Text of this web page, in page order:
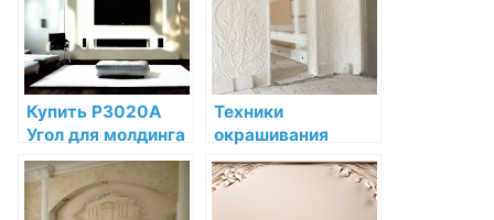
магазине
Купить P3020A
Угол для молдинга
P3020 Orac Decor
Полиуретан по
низкой цене в
Техники
окрашивания
декоративной
лепнины после